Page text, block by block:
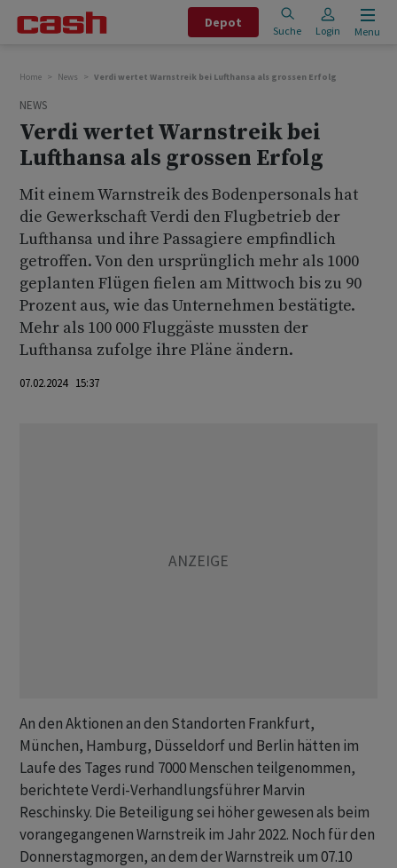
Depot
Suche Login Menu
Home News Verdi wertet Warnstreik bei Lufthansa als grossen Erfolg
NEWS
Verdi wertet Warnstreik bei
Lufthansa als grossen Erfolg
Mit einem Warnstreik des Bodenpersonals hat
die Gewerkschaft Verdi den Flugbetrieb der
Lufthansa und ihre Passagiere empfindlich
getroffen. Von den ursprünglich mehr als 1000
geplanten Flügen fielen am Mittwoch bis zu 90
Prozent aus, wie das Unternehmen bestätigte.
Mehr als 100 000 Fluggäste mussten der
Lufthansa zufolge ihre Pläne ändern.
07.02.2024 15:37
An den Aktionen an den Standorten Frankfurt,
München, Hamburg, Düsseldorf und Berlin hätten im
Laufe des Tages rund 7000 Menschen teilgenommen,
berichtete Verdi-Verhandlungsführer Marvin
Reschinsky. Die Beteiligung sei höher gewesen als beim
vorangegangenen Warnstreik im Jahr 2022. Noch für den
Donnerstagmorgen, an dem der Warnstreik um 07.10